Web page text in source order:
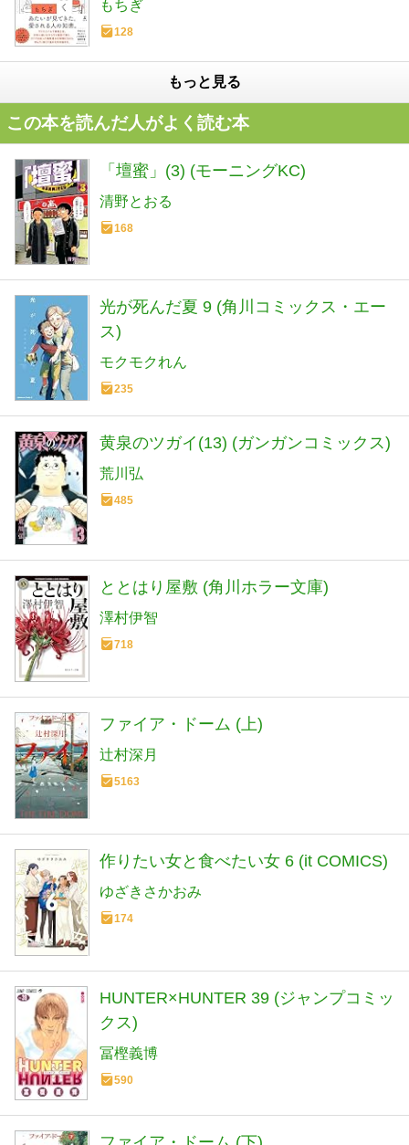
もちぎ
128
もっと見る
この本を読んだ人がよく読む本
「壇蜜」(3) (モーニングKC)
清野とおる
168
光が死んだ夏 9 (角川コミックス・エー
ス)
モクモクれん
235
黄泉のツガイ(13) (ガンガンコミックス)
荒川弘
485
ととはり屋敷 (角川ホラー文庫)
澤村伊智
718
ファイア・ドーム (上)
辻村深月
5163
作りたい女と食べたい女 6 (it COMICS)
ゆざきさかおみ
174
HUNTER×HUNTER 39 (ジャンプコミッ
クス)
冨樫義博
590